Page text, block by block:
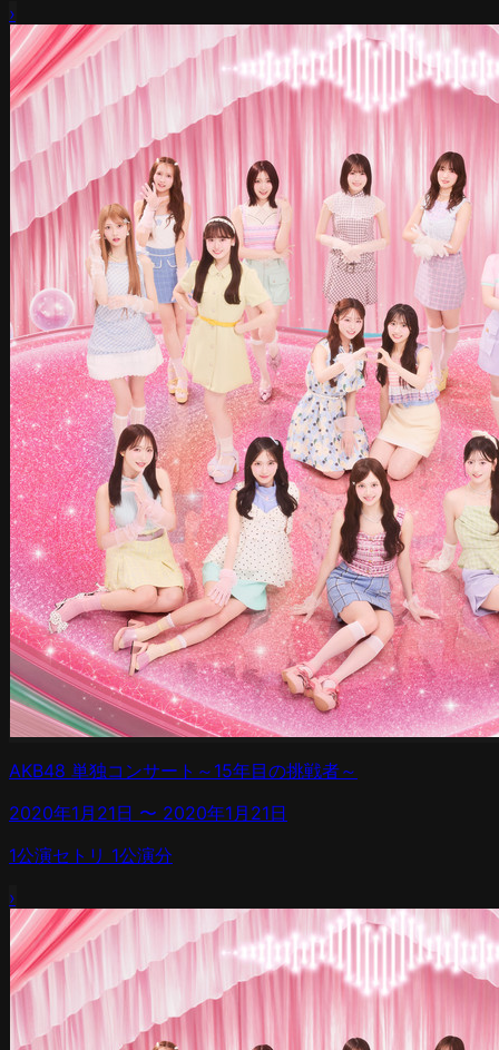
›
AKB48 単独コンサート～15年目の挑戦者～
2020年1月21日 〜 2020年1月21日
1公演セトリ 1公演分
›